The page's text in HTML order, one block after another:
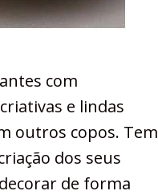
com
e lindas
outros copos. Tem
dos seus
de forma